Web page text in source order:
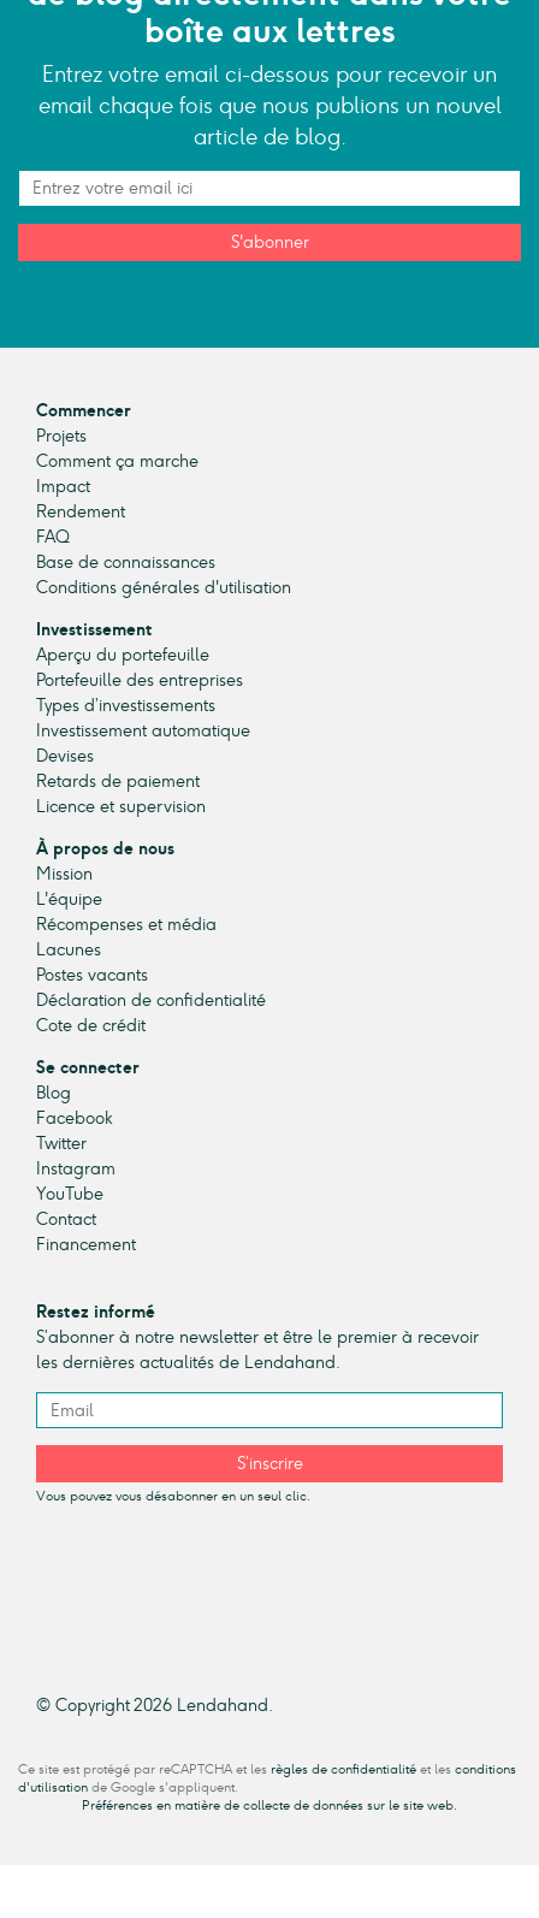
boîte aux lettres
Entrez votre email ci-dessous pour recevoir un
email chaque fois que nous publions un nouvel
article de blog.
S'abonner
Commencer
Projets
Comment ça marche
Impact
Rendement
FAQ
Base de connaissances
Conditions générales d'utilisation
Investissement
Aperçu du portefeuille
Portefeuille des entreprises
Types d’investissements
Investissement automatique
Devises
Retards de paiement
Licence et supervision
À propos de nous
Mission
L'équipe
Récompenses et média
Lacunes
Postes vacants
Déclaration de confidentialité
Cote de crédit
Se connecter
Blog
Facebook
Twitter
Instagram
YouTube
Contact
Financement
Restez informé
S’abonner à notre newsletter et être le premier à recevoir
les dernières actualités de Lendahand.
S’inscrire
Vous pouvez vous désabonner en un seul clic.
© Copyright 2026 Lendahand.
Ce site est protégé par reCAPTCHA et les règles de confidentialité et les conditions
d'utilisation de Google s'appliquent.
Préférences en matière de collecte de données sur le site web.